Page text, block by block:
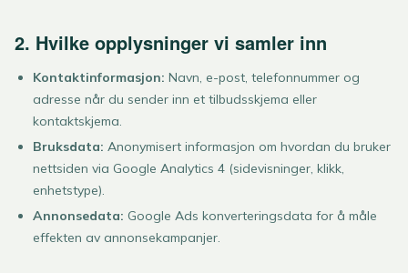
2. Hvilke opplysninger vi samler inn
Kontaktinformasjon: Navn, e-post, telefonnummer og
adresse når du sender inn et tilbudsskjema eller
kontaktskjema.
Bruksdata: Anonymisert informasjon om hvordan du bruker
nettsiden via Google Analytics 4 (sidevisninger, klikk,
enhetstype).
Annonsedata: Google Ads konverteringsdata for å måle
effekten av annonsekampanjer.